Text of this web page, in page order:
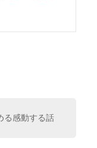
居まで提案
る感動する話